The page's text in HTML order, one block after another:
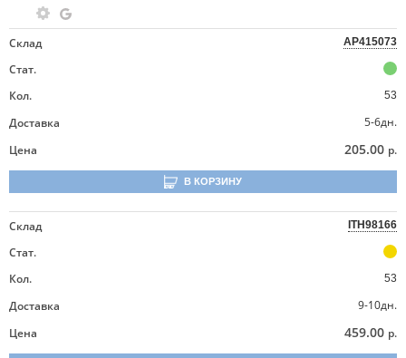
Склад AP415073
Стат.
Кол.
53
Доставка
5-6дн.
Цена
205.00 р.
В КОРЗИНУ
Склад ITH98166
Стат.
Кол.
53
Доставка
9-10дн.
Цена
459.00 р.